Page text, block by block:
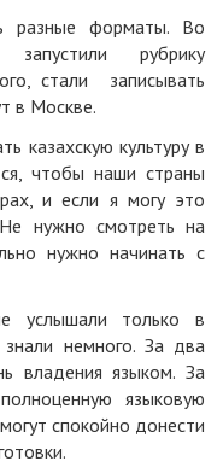
разные форматы. Во
рубрику
стали записывать
в Москве.
казахскую культуру в
чтобы наши страны
и если я могу это
нужно смотреть на
нужно начинать с
услышали только в
немного. За два
владения языком. За
языковую
спокойно донести